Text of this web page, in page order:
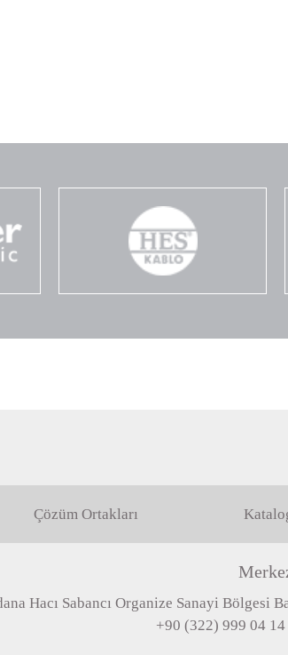
Çözüm Ortakları
Hacı Sabancı Organize Sanayi Bölgesi
+90 (322) 999 04 14